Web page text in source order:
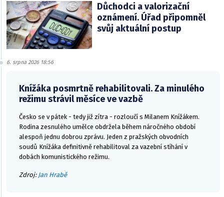
Důchodci a valorizační
oznámení. Úřad připomněl
svůj aktuální postup
6. srpna 2026 18:56
Knížáka posmrtně rehabilitovali. Za minulého
režimu strávil měsíce ve vazbě
Česko se v pátek - tedy již zítra - rozloučí s Milanem Knížákem.
Rodina zesnulého umělce obdržela během náročného období
alespoň jednu dobrou zprávu. Jeden z pražských obvodních
soudů Knížáka definitivně rehabilitoval za vazební stíhání v
dobách komunistického režimu.
Zdroj: Jan Hrabě